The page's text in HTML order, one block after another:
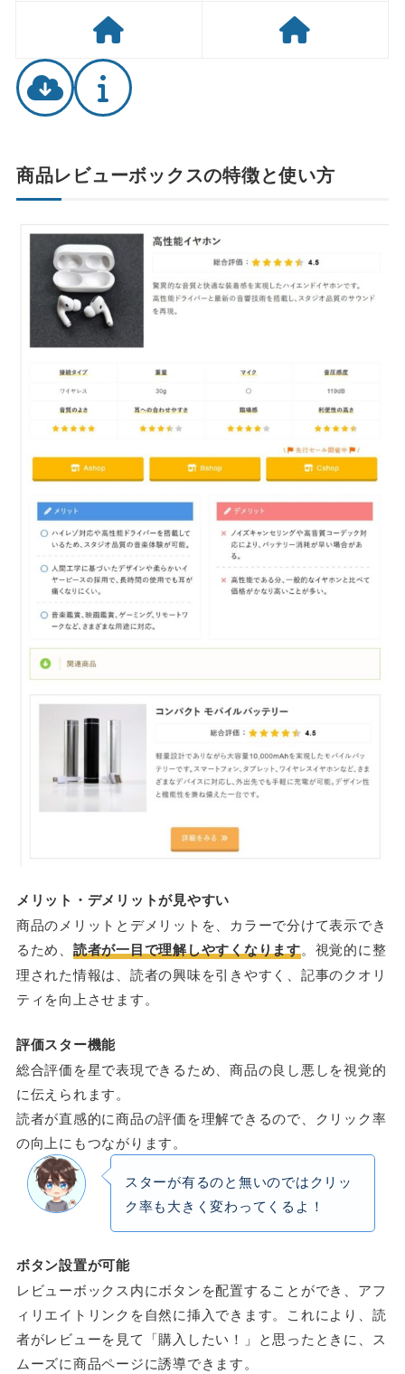
商品レビューボックスの特徴と使い方
メリット・デメリットが見やすい
商品のメリットとデメリットを、カラーで分けて表示でき
るため、 読者が一目で理解しやすくなります。視覚的に整
理された情報は、読者の興味を引きやすく、記事のクオリ
ティを向上させます。
評価スター機能
総合評価を星で表現できるため、商品の良し悪しを視覚的
に伝えられます。
読者が直感的に商品の評価を理解できるので、クリック率
の向上にもつながります。
スターが有るのと無いのではクリッ
ク率も大きく変わってくるよ！
ボタン設置が可能
レビューボックス内にボタンを配置することができ、アフ
ィリエイトリンクを自然に挿入できます。これにより、読
者がレビューを見て「購入したい！」と思ったときに、ス
ムーズに商品ページに誘導できます。